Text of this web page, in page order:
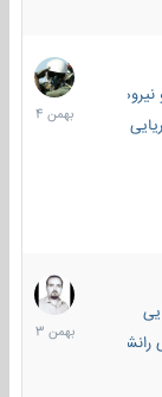
ویژه‌ی دریایی
22
بهمن
1404
دریایی
6
بهمن
1403